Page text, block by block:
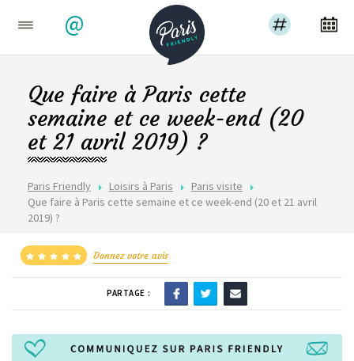
@
Paris Friendly Loisirs à Paris
Paris visite
Que faire à Paris cette semaine et ce week-end (20 et 21 avril
2019) ?
Que faire à Paris cette
semaine et ce week-end (20
et 21 avril 2019) ?
Donnez votre avis
PARTAGE :